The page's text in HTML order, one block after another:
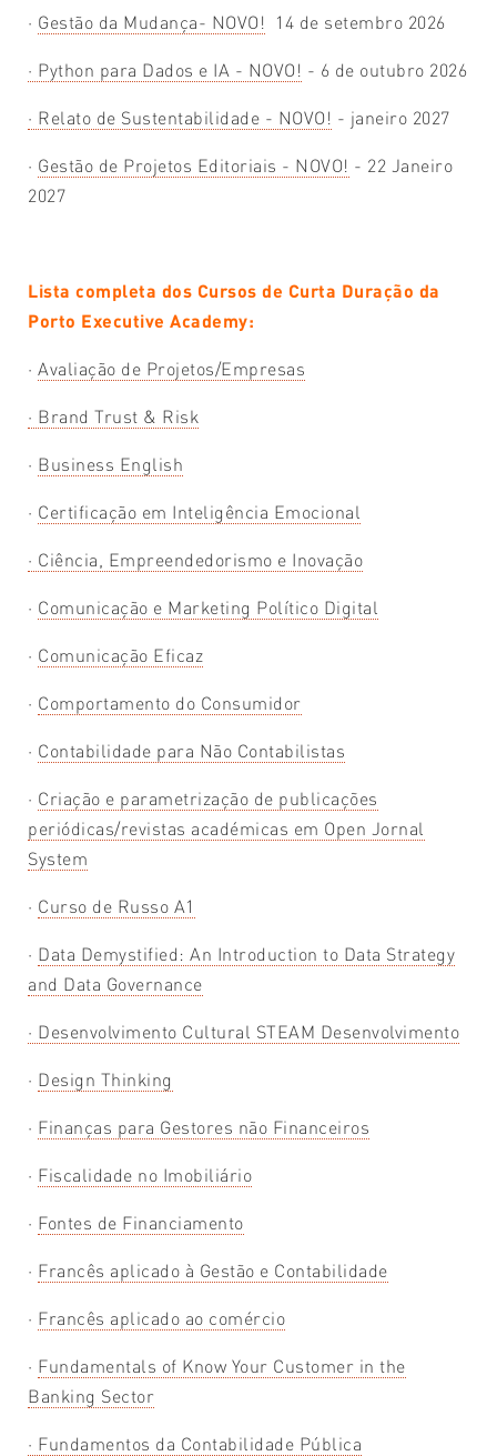
· Gestão da Mudança- NOVO! 14 de setembro 2026
· Python para Dados e IA - NOVO! - 6 de outubro 2026
· Relato de Sustentabilidade - NOVO! - janeiro 2027
· Gestão de Projetos Editoriais - NOVO! - 22 Janeiro
2027
Lista completa dos Cursos de Curta Duração da
Porto Executive Academy:
·Avaliação de Projetos/Empresas
· Brand Trust & Risk
· Business English
· Certificação em Inteligência Emocional
· Ciência, Empreendedorismo e Inovação
· Comunicação e Marketing Político Digital
· Comunicação Eficaz
· Comportamento do Consumidor
· Contabilidade para Não Contabilistas
· Criação e parametrização de publicações
periódicas/revistas académicas em Open Jornal
System
· Curso de Russo A1
· Data Demystified: An Introduction to Data Strategy
and Data Governance
· Desenvolvimento Cultural STEAM Desenvolvimento
· Design Thinking
· Finanças para Gestores não Financeiros
· Fiscalidade no Imobiliário
· Fontes de Financiamento
· Francês aplicado à Gestão e Contabilidade
· Francês aplicado ao comércio
· Fundamentals of Know Your Customer in the
Banking Sector
· Fundamentos da Contabilidade Pública